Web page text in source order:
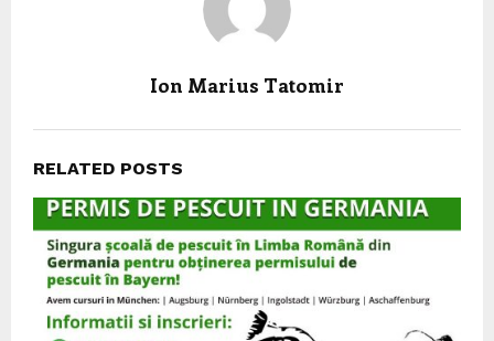
Ion Marius Tatomir
RELATED POSTS